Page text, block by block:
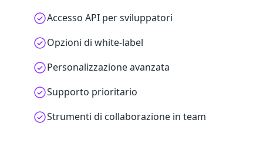
Accesso API per sviluppatori
Opzioni di white-label
Personalizzazione avanzata
Supporto prioritario
Strumenti di collaborazione in team